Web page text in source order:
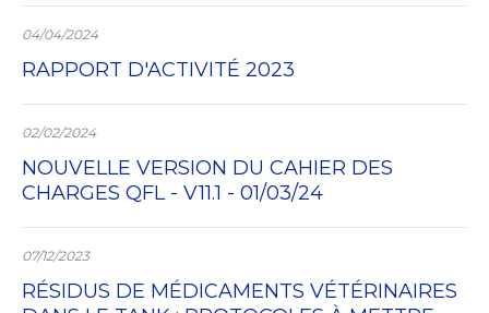
04/04/2024
RAPPORT D'ACTIVITÉ 2023
02/02/2024
NOUVELLE VERSION DU CAHIER DES
CHARGES QFL - V11.1 - 01/03/24
07/12/2023
RÉSIDUS DE MÉDICAMENTS VÉTÉRINAIRES